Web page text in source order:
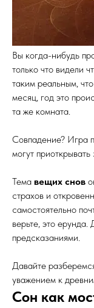
Вы когда-нибудь
только что видели
таким реальным,
месяц, год это
та же комната.
Совпадение? Игра
могут
Тема вещих снов
страхов и
самостоятельно
верьте, это
предсказаниями.
Давайте
уважением к
Сон как